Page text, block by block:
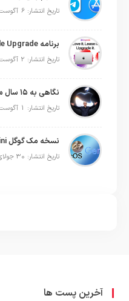
تاریخ انتشار: 6 آگوست 2026
تاریخ انتشار: 2 آگوست 2026
نگاهی به ۱۵ سال مدیریت تیم کوک در اپل
تاریخ انتشار: 1 آگوست 2026
تاریخ انتشار: 30 جولای 2026
آخرین پست ها